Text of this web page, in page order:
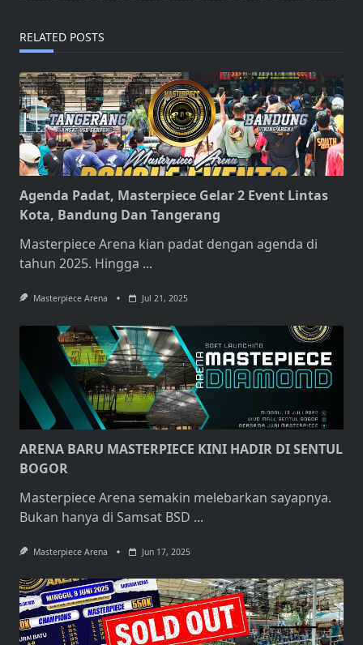
RELATED POSTS
Agenda Padat, Masterpiece Gelar 2 Event Lintas
Kota, Bandung Dan Tangerang
Masterpiece Arena kian padat dengan agenda di
tahun 2025. Hingga ...
Masterpiece Arena Jul 21, 2025
ARENA BARU MASTERPIECE KINI HADIR DI SENTUL
BOGOR
Masterpiece Arena semakin melebarkan sayapnya.
Bukan hanya di Samsat BSD ...
Masterpiece Arena Jun 17, 2025